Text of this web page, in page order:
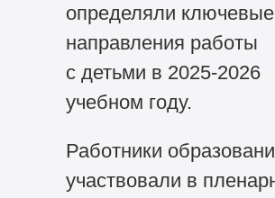
определяли ключевые
направления работы
с детьми в 2025-2026
учебном году.
Работники
участвовали в